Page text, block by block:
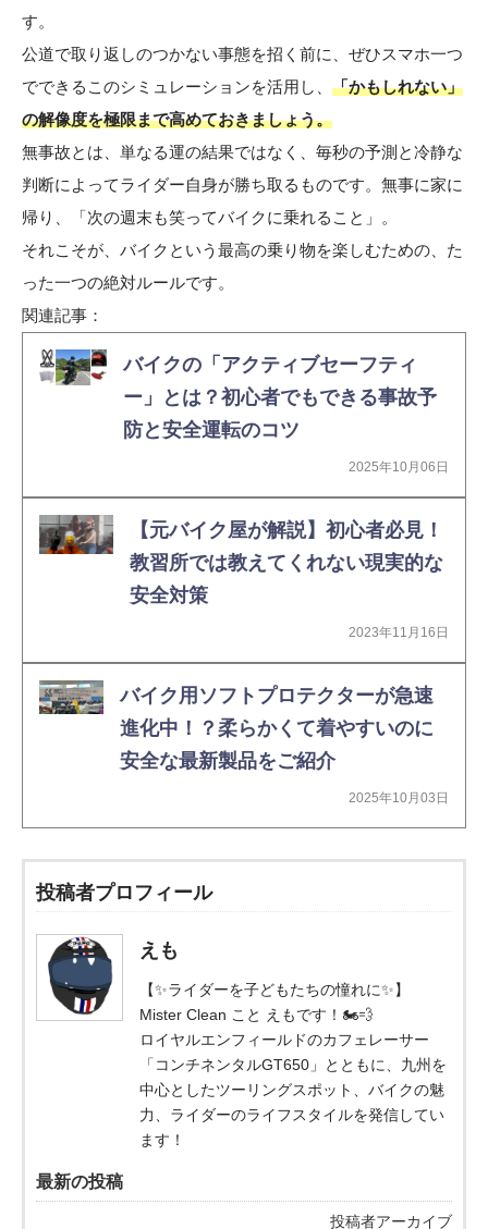
す。
公道で取り返しのつかない事態を招く前に、ぜひスマホ一つ
でできるこのシミュレーションを活用し、 「かもしれない」
の解像度を極限まで高めておきましょう。
無事故とは、単なる運の結果ではなく、毎秒の予測と冷静な
判断によってライダー自身が勝ち取るものです。無事に家に
帰り、「次の週末も笑ってバイクに乗れること」。
それこそが、バイクという最高の乗り物を楽しむための、た
った一つの絶対ルールです。
関連記事：
バイクの「アクティブセーフティ
ー」とは？初心者でもできる事故予
防と安全運転のコツ
2025年10月06日
【元バイク屋が解説】初心者必見！
教習所では教えてくれない現実的な
安全対策
2023年11月16日
バイク用ソフトプロテクターが急速
進化中！？柔らかくて着やすいのに
安全な最新製品をご紹介
2025年10月03日
投稿者プロフィール
えも
【✨ライダーを子どもたちの憧れに✨】
Mister Clean こと えもです！🏍️💨
ロイヤルエンフィールドのカフェレーサー
「コンチネンタルGT650」とともに、九州を
中心としたツーリングスポット、バイクの魅
力、ライダーのライフスタイルを発信してい
ます！
最新の投稿
投稿者アーカイブ